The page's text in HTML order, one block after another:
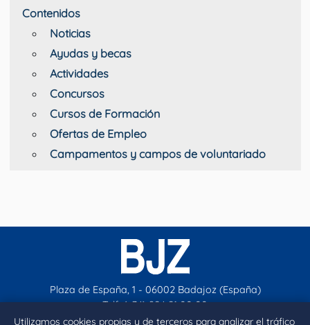
Utilizamos cookies propias y de terceros para analizar el tráfico
Contenidos
Noticias
Ayudas y becas
Actividades
Concursos
Cursos de Formación
Ofertas de Empleo
Campamentos y campos de voluntariado
Plaza de España, 1 - 06002 Badajoz (España)
Telf. (+34) 924 21 00 00
contacto@aytobadajoz.es